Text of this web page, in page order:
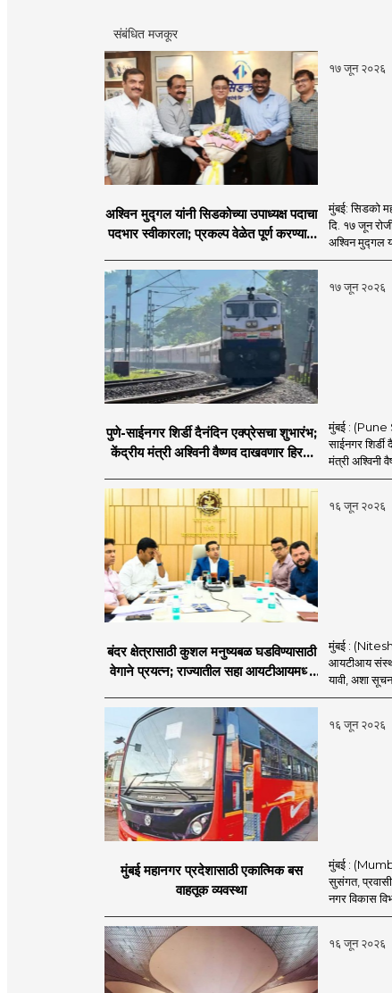
संबंधित मजकूर
१७ जून २०२६
अश्विन मुद्गल यांनी सिडकोच्या उपाध्यक्ष पदाचा
पदभार स्वीकारला; प्रकल्प वेळेत पूर्ण करण्यास
मुंबई: सिडको
दि. १७ जून
अश्विन मुद्गल
१७ जून २०२६
पुणे-साईनगर शिर्डी दैनंदिन एक्प्रेसचा शुभारंभ;
केंद्रीय मंत्री अश्विनी वैष्णव दाखवणार हिरवा
मुंबई : (Pune
साईनगर
मंत्री अश्विनी
१६ जून २०२६
बंदर क्षेत्रासाठी कुशल मनुष्यबळ घडविण्यासाठी
वेगाने प्रयत्न; राज्यातील सहा आयटीआयमध्ये
मुंबई :
आयटीआय
यावी, अशा
१६ जून २०२६
मुंबई महानगर प्रदेशासाठी एकात्मिक बस
वाहतूक व्यवस्था
मुंबई :
सुसंगत,
नगर विकास
१६ जून २०२६